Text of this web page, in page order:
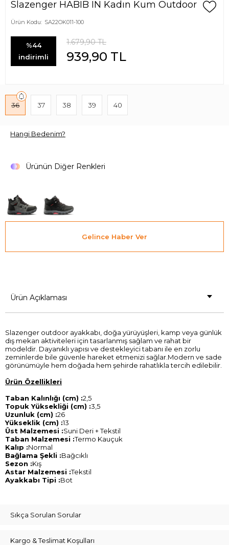
Slazenger HABIB IN Kadın Kum Outdoor
Ürün Kodu: SA22OK011-100
%44
indirimli
1.679,90TL
939,90 TL
36 37 38 39 40
Hangi Bedenim?
Ürünün Diğer Renkleri
Gelince Haber Ver
Ürün Açıklaması
Slazenger outdoor ayakkabı, doğa yürüyüşleri, kamp veya günlük
dış mekan aktiviteleri için tasarlanmış sağlam ve rahat bir
modeldir. Dayanıklı yapısı ve destekleyici tabanı ile en zorlu
zeminlerde bile güvenle hareket etmenizi sağlar.Modern ve sade
görünümüyle hem doğada hem şehirde rahatlıkla tercih edilebilir.
Ürün Özellikleri
Taban Kalınlığı (cm) :2,5
Topuk Yüksekliği (cm) :3,5
Uzunluk (cm) :26
Yükseklik (cm) :13
Üst Malzemesi :Suni Deri + Tekstil
Taban Malzemesi :Termo Kauçuk
Kalıp :Normal
Bağlama Şekli :Bağcıklı
Sezon :Kış
Astar Malzemesi :Tekstil
Ayakkabı Tipi :Bot
Sıkça Sorulan Sorular
Kargo & Teslimat Koşulları